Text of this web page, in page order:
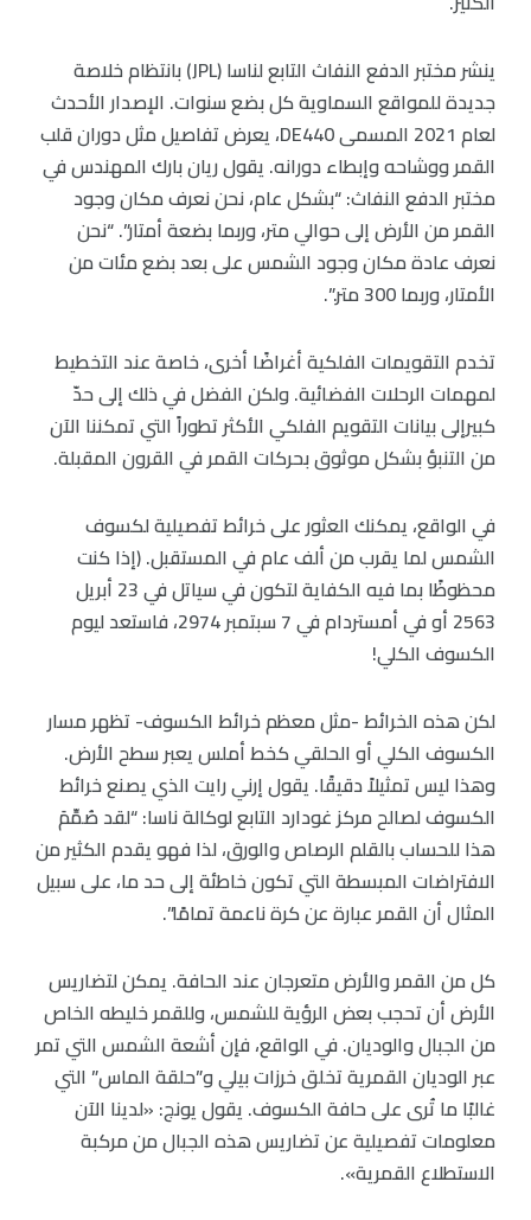
ينشر مختبر الدفع النفاث التابع لناسا (JPL) بانتظام خلاصة
جديدة للمواقع السماوية كل بضع سنوات. الإصدار الأحدث
لعام 2021 المسمى DE440، يعرض تفاصيل مثل دوران قلب
القمر ووشاحه وإبطاء دورانه. يقول ريان بارك المهندس في
مختبر الدفع النفاث: “بشكل عام، نحن نعرف مكان وجود
القمر من الأرض إلى حوالي متر، وربما بضعة أمتار”. “نحن
نعرف عادة مكان وجود الشمس على بعد بضع مئات من
الأمتار، وربما 300 متر.”.
تخدم التقويمات الفلكية أغراضًا أخرى، خاصة عند التخطيط
لمهمات الرحلات الفضائية. ولكن الفضل في ذلك إلى حدّ
كبيرإلى بيانات التقويم الفلكي الأكثر تطوراً التي تمكننا الآن
من التنبؤ بشكل موثوق بحركات القمر في القرون المقبلة.
في الواقع، يمكنك العثور على خرائط تفصيلية لكسوف
الشمس لما يقرب من ألف عام في المستقبل. (إذا كنت
محظوظًا بما فيه الكفاية لتكون في سياتل في 23 أبريل
2563 أو في أمستردام في 7 سبتمبر 2974، فاستعد ليوم
الكسوف الكلي!
لكن هذه الخرائط -مثل معظم خرائط الكسوف- تظهر مسار
الكسوف الكلي أو الحلقي كخط أملس يعبر سطح الأرض.
وهذا ليس تمثيلاً دقيقًا. يقول إرني رايت الذي يصنع خرائط
الكسوف لصالح مركز غودارد التابع لوكالة ناسا: “لقد صُمِّمَ
هذا للحساب بالقلم الرصاص والورق، لذا فهو يقدم الكثير من
الافتراضات المبسطة التي تكون خاطئة إلى حد ما، على سبيل
المثال أن القمر عبارة عن كرة ناعمة تمامًا”.
كل من القمر والأرض متعرجان عند الحافة. يمكن لتضاريس
الأرض أن تحجب بعض الرؤية للشمس، وللقمر خليطه الخاص
من الجبال والوديان. في الواقع، فإن أشعة الشمس التي تمر
عبر الوديان القمرية تخلق خرزات بيلي و”حلقة الماس” التي
غالبًا ما تُرى على حافة الكسوف. يقول يونج: «لدينا الآن
معلومات تفصيلية عن تضاريس هذه الجبال من مركبة
الاستطلاع القمرية».